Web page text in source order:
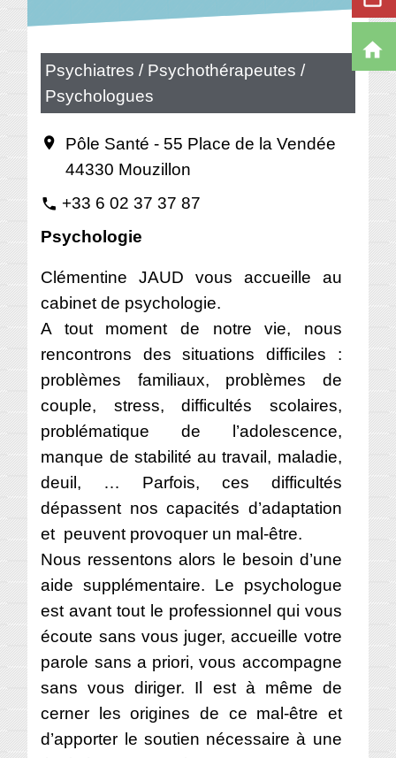
Psychiatres / Psychothérapeutes /
Psychologues
location_on
Pôle Santé - 55 Place de la Vendée
44330 Mouzillon
phone +33 6 02 37 37 87
Psychologie
Clémentine JAUD vous accueille au
cabinet de psychologie.
A tout moment de notre vie, nous
rencontrons des situations difficiles :
problèmes familiaux, problèmes de
couple, stress, difficultés scolaires,
problématique de l’adolescence,
manque de stabilité au travail, maladie,
deuil, … Parfois, ces difficultés
dépassent nos capacités d’adaptation
et peuvent provoquer un mal-être.
Nous ressentons alors le besoin d’une
aide supplémentaire. Le psychologue
est avant tout le professionnel qui vous
écoute sans vous juger, accueille votre
parole sans a priori, vous accompagne
sans vous diriger. Il est à même de
cerner les origines de ce mal-être et
d’apporter le soutien nécessaire à une
home